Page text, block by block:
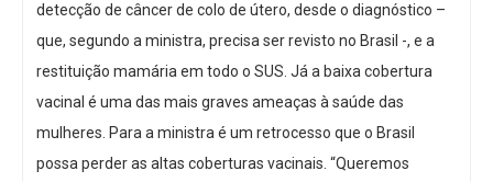
detecção de câncer de colo de útero, desde o diagnóstico –
que, segundo a ministra, precisa ser revisto no Brasil -, e a
restituição mamária em todo o SUS. Já a baixa cobertura
vacinal é uma das mais graves ameaças à saúde das
mulheres. Para a ministra é um retrocesso que o Brasil
possa perder as altas coberturas vacinais. “Queremos